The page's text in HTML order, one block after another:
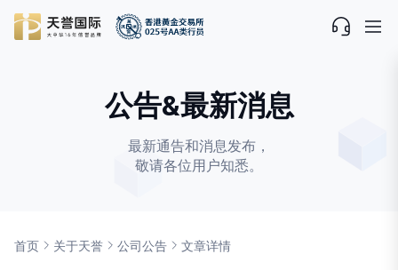
公告&最新消息
最新通告和消息发布，
敬请各位用户知悉。
首页 关于天誉 公司公告 文章详情